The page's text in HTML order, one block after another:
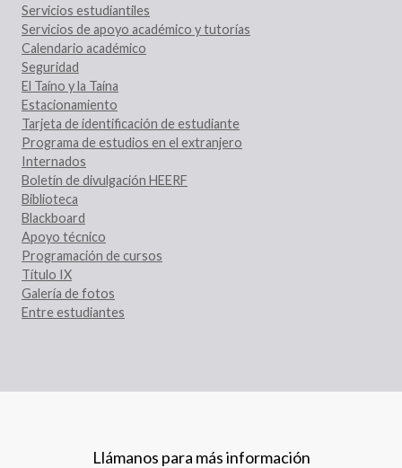
Servicios estudiantiles
Servicios de apoyo académico y tutorías
Calendario académico
Seguridad
El Taíno y la Taína
Estacionamiento
Tarjeta de identificación de estudiante
Programa de estudios en el extranjero
Internados
Boletín de divulgación HEERF
Biblioteca
Blackboard
Apoyo técnico
Programación de cursos
Título IX
Galería de fotos
Entre estudiantes
Llámanos para más información